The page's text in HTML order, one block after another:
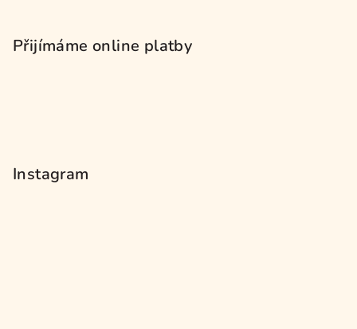
Přijímáme online platby
Instagram